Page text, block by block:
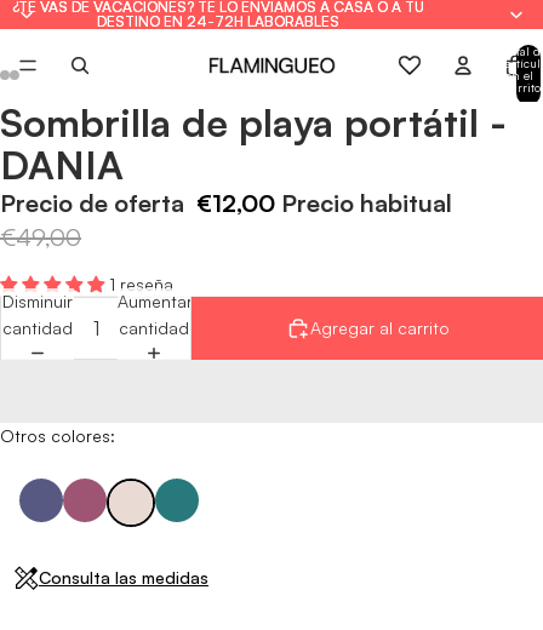
¿TE VAS DE VACACIONES? TE LO ENVIAMOS A CASA O A TU
DESTINO EN 24-72H LABORABLES
¿TE VAS DE VACACIONES? TE LO ENVIAMOS A CASA O A TU
DESTINO EN 24-72H LABORABLES
Total
en el
carrito:
Abrir
imagen
pantalla
Abrir
imagen
pantalla
Abrir
imagen
pantalla
Abrir
imagen
pantalla
Abrir
imagen
pantalla
Abrir
imagen
pantalla
Sombrilla de playa portátil -
DANIA
Precio de oferta €12,00 Precio habitual
€49,00
1 reseña
Disminuir
cantidad
Aumentar
cantidad
Agregar al carrito
Otros colores:
Consulta las medidas